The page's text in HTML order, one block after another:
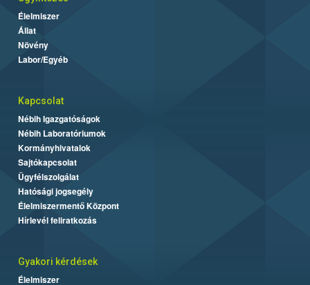
Élelmiszer
Állat
Növény
Labor/Egyéb
Kapcsolat
Nébih Igazgatóságok
Nébih Laboratóriumok
Kormányhivatalok
Sajtókapcsolat
Ügyfélszolgálat
Hatósági jogsegély
Élelmiszermentő Központ
Hírlevél feliratkozás
Gyakori kérdések
Élelmiszer